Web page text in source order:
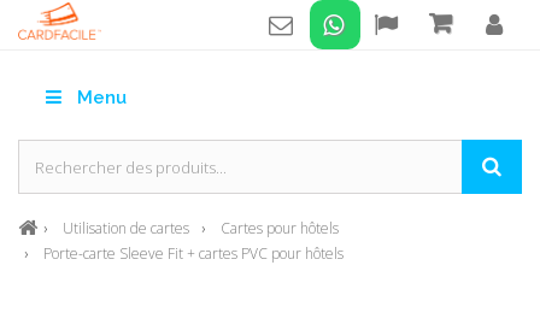
Menu
Utilisation de cartes
Cartes pour hôtels
Porte-carte Sleeve Fit + cartes PVC pour hôtels